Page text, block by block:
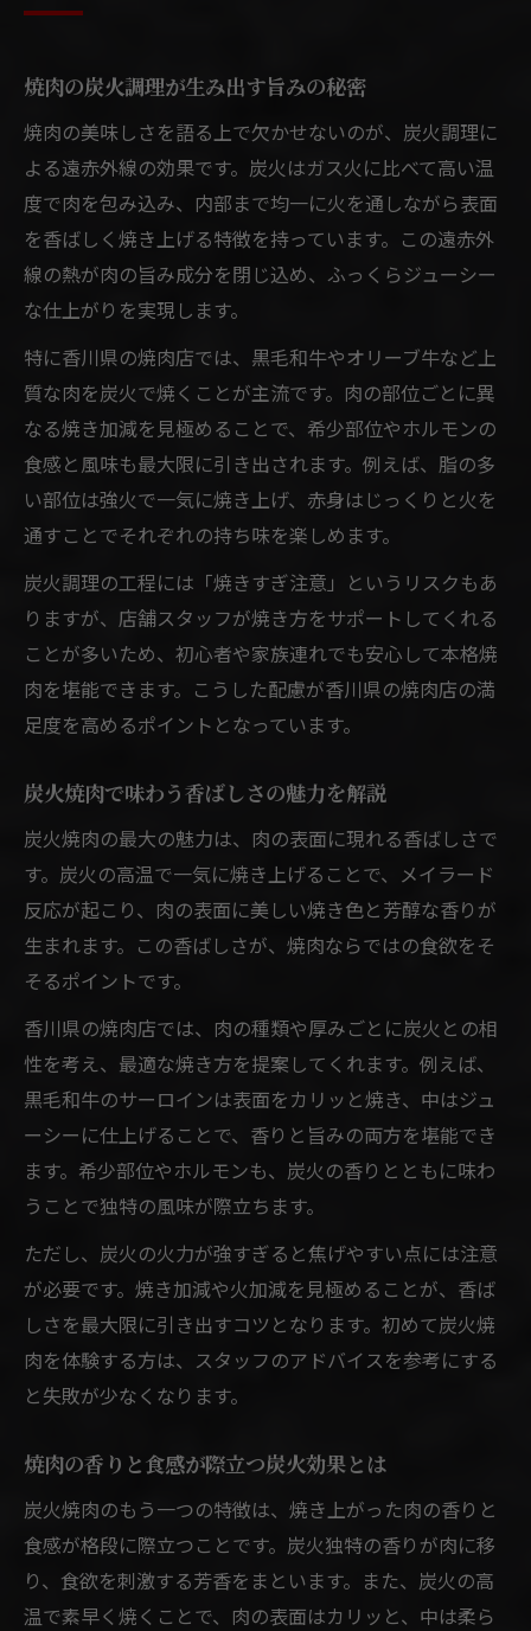
焼肉の炭火調理が生み出す旨みの秘密
焼肉の美味しさを語る上で欠かせないのが、炭火調理に
よる遠赤外線の効果です。炭火はガス火に比べて高い温
度で肉を包み込み、内部まで均一に火を通しながら表面
を香ばしく焼き上げる特徴を持っています。この遠赤外
線の熱が肉の旨み成分を閉じ込め、ふっくらジューシー
な仕上がりを実現します。
特に香川県の焼肉店では、黒毛和牛やオリーブ牛など上
質な肉を炭火で焼くことが主流です。肉の部位ごとに異
なる焼き加減を見極めることで、希少部位やホルモンの
食感と風味も最大限に引き出されます。例えば、脂の多
い部位は強火で一気に焼き上げ、赤身はじっくりと火を
通すことでそれぞれの持ち味を楽しめます。
炭火調理の工程には「焼きすぎ注意」というリスクもあ
りますが、店舗スタッフが焼き方をサポートしてくれる
ことが多いため、初心者や家族連れでも安心して本格焼
肉を堪能できます。こうした配慮が香川県の焼肉店の満
足度を高めるポイントとなっています。
炭火焼肉で味わう香ばしさの魅力を解説
炭火焼肉の最大の魅力は、肉の表面に現れる香ばしさで
す。炭火の高温で一気に焼き上げることで、メイラード
反応が起こり、肉の表面に美しい焼き色と芳醇な香りが
生まれます。この香ばしさが、焼肉ならではの食欲をそ
そるポイントです。
香川県の焼肉店では、肉の種類や厚みごとに炭火との相
性を考え、最適な焼き方を提案してくれます。例えば、
黒毛和牛のサーロインは表面をカリッと焼き、中はジュ
ーシーに仕上げることで、香りと旨みの両方を堪能でき
ます。希少部位やホルモンも、炭火の香りとともに味わ
うことで独特の風味が際立ちます。
ただし、炭火の火力が強すぎると焦げやすい点には注意
が必要です。焼き加減や火加減を見極めることが、香ば
しさを最大限に引き出すコツとなります。初めて炭火焼
肉を体験する方は、スタッフのアドバイスを参考にする
と失敗が少なくなります。
焼肉の香りと食感が際立つ炭火効果とは
炭火焼肉のもう一つの特徴は、焼き上がった肉の香りと
食感が格段に際立つことです。炭火独特の香りが肉に移
り、食欲を刺激する芳香をまといます。また、炭火の高
温で素早く焼くことで、肉の表面はカリッと、中は柔ら